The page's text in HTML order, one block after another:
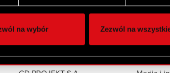
i reklam, aby oferować funkcje
mogą połączyć te informacje z innymi
z ich usług. Kontynuując korzystanie z
na wybór Zezwól na
Kontakt